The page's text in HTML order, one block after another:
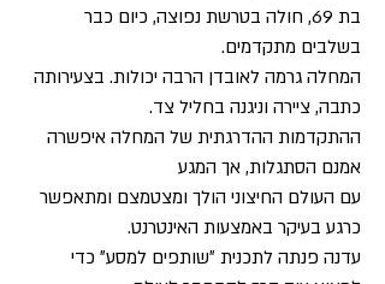
בת 69, חולה בטרשת נפוצה, כיום כבר
בשלבים מתקדמים.
המחלה גרמה לאובדן הרבה יכולות. בצעירותה
כתבה, ציירה וניגנה בחליל צד.
ההתקדמות ההדרגתית של המחלה איפשרה
אמנם הסתגלות, אך המגע
עם העולם החיצוני הולך ומצטמצם ומתאפשר
כרגע בעיקר באמצעות האינטרנט.
עדנה פנתה לתכנית ״שותפים למסע״ כדי